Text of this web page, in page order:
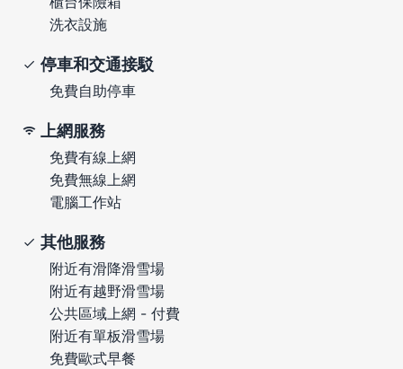
洗衣設施
停車和交通接駁
免費自助停車
上網服務
免費有線上網
免費無線上網
電腦工作站
其他服務
附近有滑降滑雪場
附近有越野滑雪場
公共區域上網 - 付費
附近有單板滑雪場
免費歐式早餐